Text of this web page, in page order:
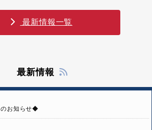
最新情報一覧
最新情報
お知らせ◆